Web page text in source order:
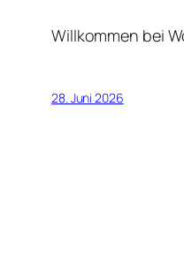
Willkommen bei
28. Juni 2026